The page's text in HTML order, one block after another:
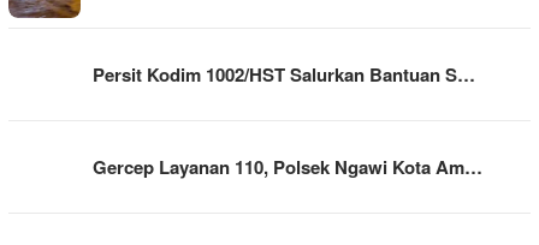
Persit Kodim 1002/HST Salurkan Bantuan S…
Gercep Layanan 110, Polsek Ngawi Kota Am…